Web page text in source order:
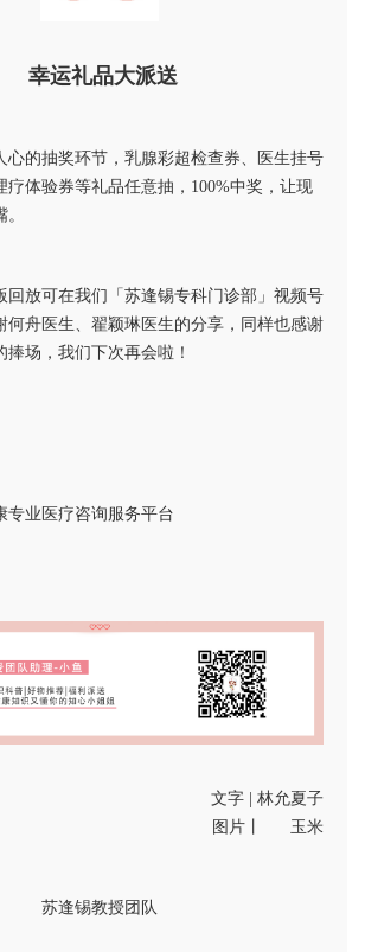
幸运礼品大派送
心的抽奖环节，乳腺彩超检查券、医生挂号
疗体验券等礼品任意抽，100%中奖，让现
回放可在我们「苏逢锡专科门诊部」视频号
何舟医生、翟颖琳医生的分享，同样也感谢
场，我们下次再会啦！
专业医疗咨询服务平台
文字 | 林允夏子
图片丨 玉米
苏逢锡教授团队